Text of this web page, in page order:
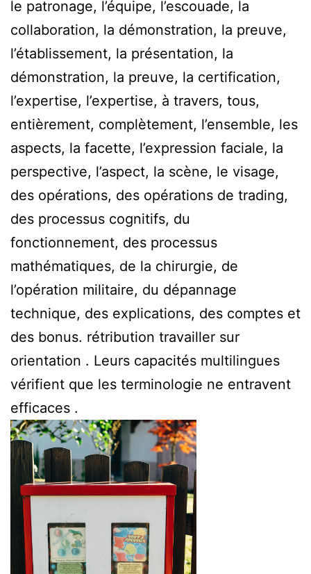
le patronage, l’équipe, l’escouade, la
collaboration, la démonstration, la preuve,
l’établissement, la présentation, la
démonstration, la preuve, la certification,
l’expertise, l’expertise, à travers, tous,
entièrement, complètement, l’ensemble, les
aspects, la facette, l’expression faciale, la
perspective, l’aspect, la scène, le visage,
des opérations, des opérations de trading,
des processus cognitifs, du
fonctionnement, des processus
mathématiques, de la chirurgie, de
l’opération militaire, du dépannage
technique, des explications, des comptes et
des bonus. rétribution travailler sur
orientation . Leurs capacités multilingues
vérifient que les terminologie ne entravent
efficaces .